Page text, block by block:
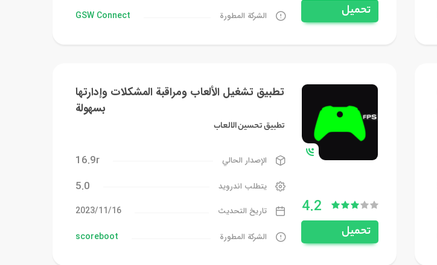
تحميل الشركة المطورة GSW Connect
4.2
تحميل
تطبيق تشغيل الألعاب ومراقبة المشكلات وإدارتها
بسهولة
تطبيق تحسين الالعاب
الإصدار الحالي 16.9r
يتطلب اندرويد 5.0
تاريخ التحديث 16‏/11‏/2023
الشركة المطورة scoreboot